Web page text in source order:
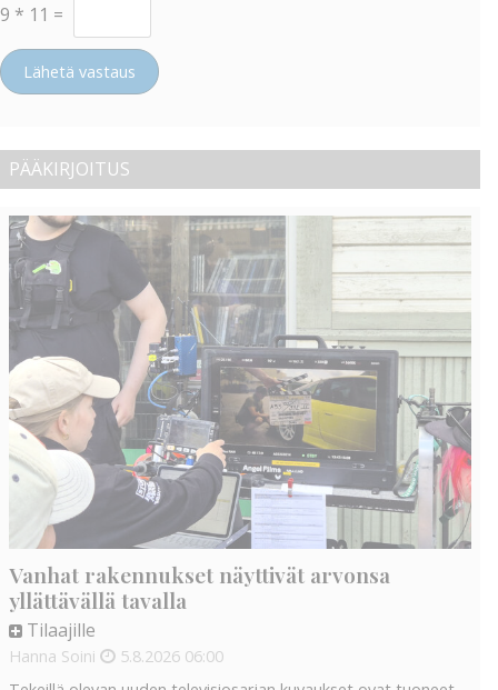
9 * 11 =
Lähetä vastaus
PÄÄKIRJOITUS
Vanhat rakennukset näyttivät arvonsa
yllättävällä tavalla
Tilaajille
Hanna Soini 5.8.2026 06:00